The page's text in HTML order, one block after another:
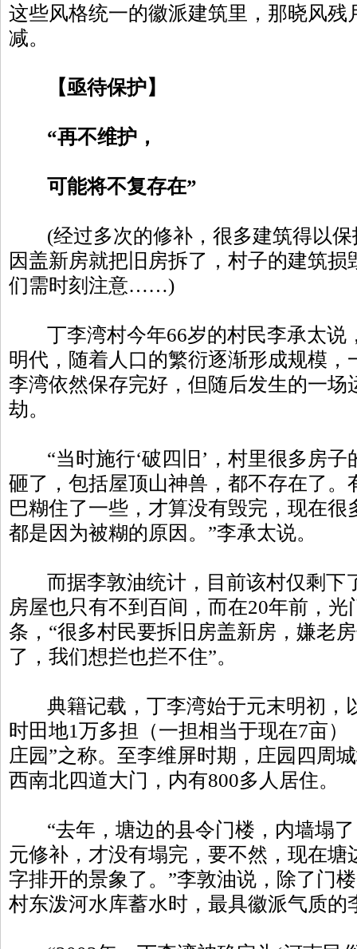
这些风格统一的徽派建筑里，那晓风残
减。
【亟待保护】
“再不维护，
可能将不复存在”
(经过多次的修补，很多建筑得以保
因盖新房就把旧房拆了，村子的建筑
们需时刻注意……)
丁李湾村今年66岁的村民李承太说
明代，随着人口的繁衍逐渐形成规模，
李湾依然保存完好，但随后发生的一场
劫。
“当时施行‘破四旧’，村里很多房子
砸了，包括屋顶山神兽，都不存在了。
巴糊住了一些，才算没有毁完，现在
都是因为被糊的原因。”李承太说。
而据李敦油统计，目前该村仅剩下
房屋也只有不到百间，而在20年前，光
条，“很多村民要拆旧房盖新房，嫌老
了，我们想拦也拦不住”。
典籍记载，丁李湾始于元末明初，
时田地1万多担（一担相当于现在7亩）
庄园”之称。至李维屏时期，庄园四周
西南北四道大门，内有800多人居住。
“去年，塘边的县令门楼，内墙塌了
元修补，才没有塌完，要不然，现在塘
字排开的景象了。”李敦油说，除了门
村东泼河水库蓄水时，最具徽派气质的